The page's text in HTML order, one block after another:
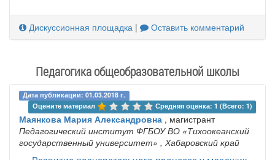
Дискуссионная площадка | Оставить комментарий
Педагогика общеобразовательной школы
Дата публикации: 01.03.2018 г.
Оцените материал
Средняя оценка: 1 (Всего: 1)
Маянкова Мария Александровна , магистрант
Педагогический институт ФГБОУ ВО «Тихоокеанский
государственный университет» , Хабаровский край